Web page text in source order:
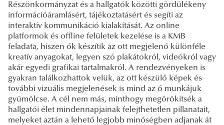
Részönkormányzat és a hallgatók közötti gördülékeny
információáramlásért, tájékoztatásért és segíti az
interaktív kommunikáció kialakítását. Az online
platformok és offline felületek kezelése is a KMB
feladata, hiszen ők készítik az ott megjelenő különféle
kreatív anyagokat, legyen szó plakátokról, videókról vagy
akár egyedi grafikai tartalmakról. A rendezvényeken is
gyakran találkozhattok velük, az ott készülő képek és
további vizuális megjelenések is mind az ő munkájuk
gyümölcse. A cél nem más, minthogy megörökítsék a
hallgatói élet mindennapjainak felejthetetlen pillanatait,
melyeket aztán a lehető legjobb minőségben adjanak át